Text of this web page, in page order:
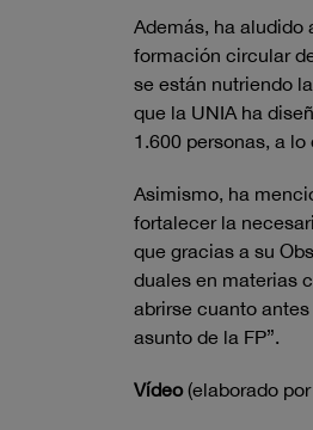
Además, ha aludido
formación circular
se están nutriendo
que la UNIA ha
1.600 personas, a
Asimismo, ha
fortalecer la
que gracias a su
duales en materias
abrirse cuanto
asunto de la FP”.
Vídeo(elaborado